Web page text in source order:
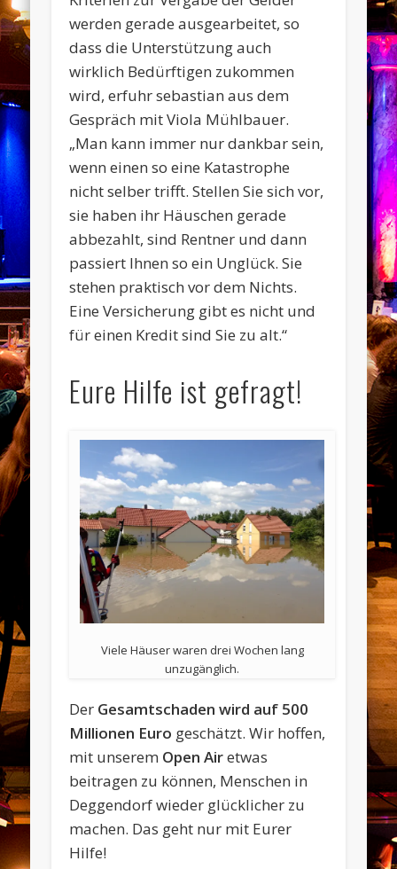
werden gerade ausgearbeitet, so
dass die Unterstützung auch
wirklich Bedürftigen zukommen
wird, erfuhr sebastian aus dem
Gespräch mit Viola Mühlbauer.
„Man kann immer nur dankbar sein,
wenn einen so eine Katastrophe
nicht selber trifft. Stellen Sie sich vor,
sie haben ihr Häuschen gerade
abbezahlt, sind Rentner und dann
passiert Ihnen so ein Unglück. Sie
stehen praktisch vor dem Nichts.
Eine Versicherung gibt es nicht und
für einen Kredit sind Sie zu alt.“
Eure Hilfe ist gefragt!
Viele Häuser waren drei Wochen lang
unzugänglich.
Der Gesamtschaden wird auf 500
Millionen Euro geschätzt. Wir hoffen,
mit unserem Open Airetwas
beitragen zu können, Menschen in
Deggendorf wieder glücklicher zu
machen. Das geht nur mit Eurer
Hilfe!